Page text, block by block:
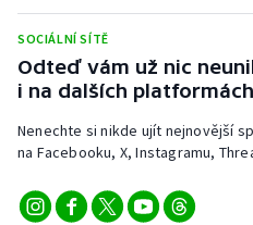
Stolní tenis
Triatlon
Veslování
Vodní slalom
SOCIÁLNÍ SÍTĚ
Odteď vám už nic
i na dalších
Nenechte si nikde ujít nejnovější
na Facebooku, X, Instagramu,